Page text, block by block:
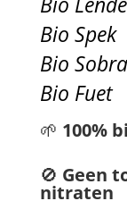
Bio Spek
Bio
Bio Fuet
🌱 100%
🚫 Geen
nitraten